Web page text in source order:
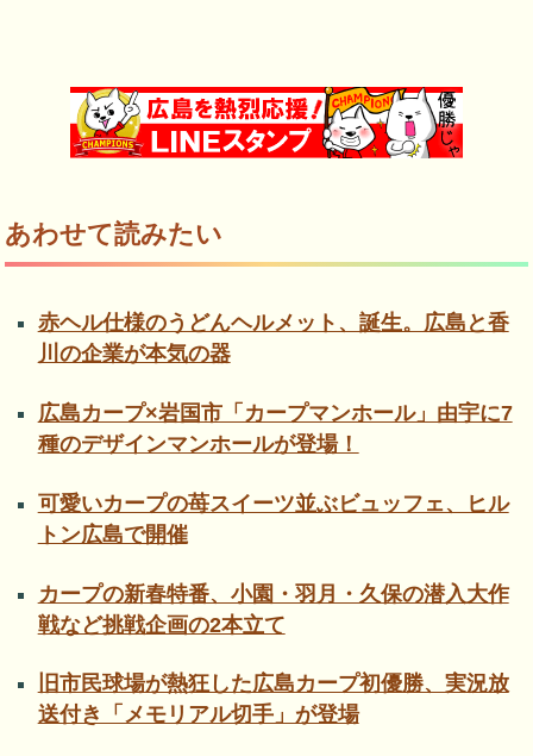
あわせて読みたい
赤ヘル仕様のうどんヘルメット、誕生。広島と香
川の企業が本気の器
広島カープ×岩国市「カープマンホール」由宇に7
種のデザインマンホールが登場！
可愛いカープの苺スイーツ並ぶビュッフェ、ヒル
トン広島で開催
カープの新春特番、小園・羽月・久保の潜入大作
戦など挑戦企画の2本立て
旧市民球場が熱狂した広島カープ初優勝、実況放
送付き「メモリアル切手」が登場